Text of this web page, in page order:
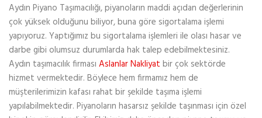
Aydın Piyano Taşımacılığı, piyanoların maddi açıdan değerlerinin
çok yüksek olduğunu biliyor, buna göre sigortalama işlemi
yapıyoruz. Yaptığımız bu sigortalama işlemleri ile olası hasar ve
darbe gibi olumsuz durumlarda hak talep edebilmektesiniz.
Aydın taşımacılık firması Aslanlar Nakliyat bir çok sektörde
hizmet vermektedir. Böylece hem firmamız hem de
müşterilerimizin kafası rahat bir şekilde taşıma işlemi
yapılabilmektedir. Piyanoların hasarsız şekilde taşınması için özel